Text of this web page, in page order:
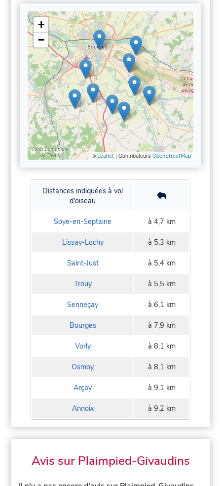
+
−
© Leaflet| Contributeurs OpenStreetMap
Distances indiquées à vol
d'oiseau
Soye-en-Septaine à 4,7 km
Lissay-Lochy à 5,3 km
Saint-Just à 5,4 km
Trouy à 5,5 km
Senneçay à 6,1 km
Bourges à 7,9 km
Vorly à 8,1 km
Osmoy à 8,1 km
Arçay à 9,1 km
Annoix à 9,2 km
Avis sur Plaimpied-Givaudins